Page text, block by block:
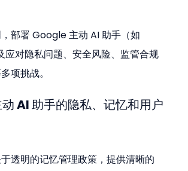
部署 Google 主动 AI 助手（如
应对隐私问题、安全风险、监管合规
项挑战。
AI 助手的隐私、记忆和用户
透明的记忆管理政策，提供清晰的